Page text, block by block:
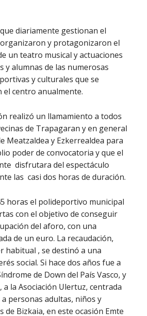
diariamente gestionan el
y protagonizaron el
un teatro musical y actuaciones
y alumnas de las numerosas
y culturales que se
el centro anualmente.
realizó un llamamiento a todos
de Trapagaran y en general
Meatzaldea y Ezkerrealdea para
poder de convocatoria y que el
disfrutara del espectáculo
las casi dos horas de duración.
horas el polideportivo municipal
con el objetivo de conseguir
del aforo, con una
de un euro. La recaudación,
habitual , se destinó a una
social. Si hace dos años fue a
de Down del País Vasco, y
a la Asociación Ulertuz, centrada
personas adultas, niños y
de Bizkaia, en este ocasión Emte